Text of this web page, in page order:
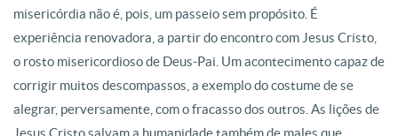
misericórdia não é, pois, um passeio sem propósito. É
experiência renovadora, a partir do encontro com Jesus Cristo,
o rosto misericordioso de Deus-Pai. Um acontecimento capaz de
corrigir muitos descompassos, a exemplo do costume de se
alegrar, perversamente, com o fracasso dos outros. As lições de
Jesus Cristo salvam a humanidade também de males que